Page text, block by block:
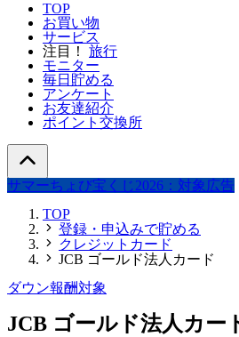
TOP
お買い物
サービス
注目！
旅行
モニター
毎日貯める
アンケート
お友達紹介
ポイント交換所
サマーちょび宝くじ2026：対象広告
TOP
登録・申込みで貯める
クレジットカード
JCB ゴールド法人カード
ダウン報酬対象
JCB ゴールド法人カー